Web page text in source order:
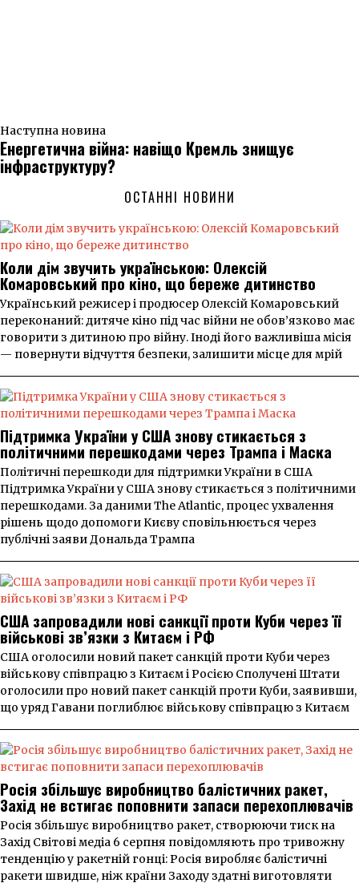
Наступна новина
Енергетична війна: навіщо Кремль знищує
інфраструктуру?
ОСТАННІ НОВИНИ
Коли дім звучить українською: Олексій
Комаровський про кіно, що береже дитинство
Український режисер і продюсер Олексій Комаровський
переконаний: дитяче кіно під час війни не обов’язково має
говорити з дитиною про війну. Іноді його важливіша місія
— повернути відчуття безпеки, залишити місце для мрій
Підтримка України у США знову стикається з
політичними перешкодами через Трампа і Маска
Політичні перешкоди для підтримки України в США
Підтримка України у США знову стикається з політичними
перешкодами. За даними The Atlantic, процес ухвалення
рішень щодо допомоги Києву сповільнюється через
публічні заяви Дональда Трампа
США запровадили нові санкції проти Куби через її
військові зв’язки з Китаєм і РФ
США оголосили новий пакет санкцій проти Куби через
військову співпрацю з Китаєм і Росією Сполучені Штати
оголосили про новий пакет санкцій проти Куби, заявивши,
що уряд Гавани поглиблює військову співпрацю з Китаєм
Росія збільшує виробництво балістичних ракет,
Захід не встигає поповнити запаси перехоплювачів
Росія збільшує виробництво ракет, створюючи тиск на
Захід Світові медіа 6 серпня повідомляють про тривожну
тенденцію у ракетній гонці: Росія виробляє балістичні
ракети швидше, ніж країни Заходу здатні виготовляти